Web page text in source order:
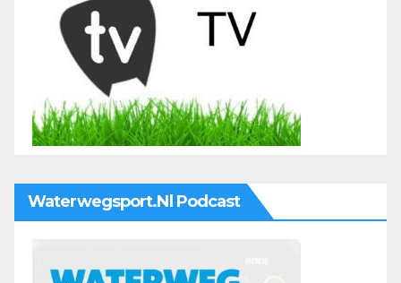
Waterwegsport.nl Podcast